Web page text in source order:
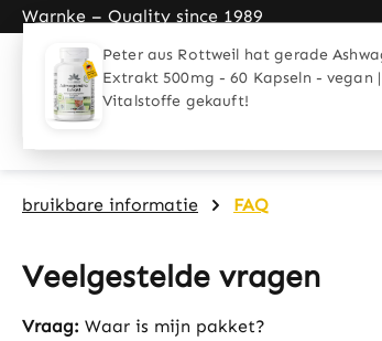
Skip to main navigation
Warnke – Quality since 1989
Home Toepassingen
bruikbare informatie FAQ
Veelgestelde vragen
Vraag: Waar is mijn pakket?